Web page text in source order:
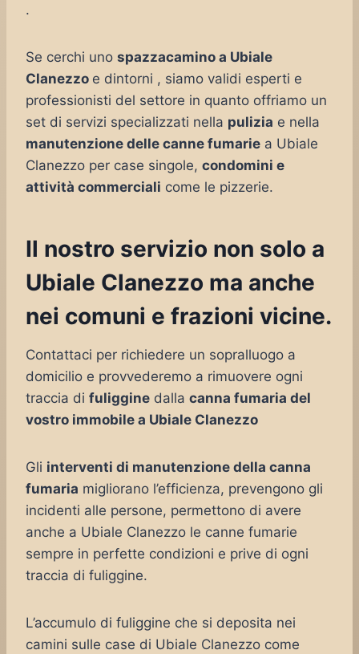
.
Se cerchi uno spazzacamino a Ubiale
Clanezzo e dintorni , siamo validi esperti e
professionisti del settore in quanto offriamo un
set di servizi specializzati nella pulizia e nella
manutenzione delle canne fumarie a Ubiale
Clanezzo per case singole, condomini e
attività commerciali come le pizzerie.
Il nostro servizio non solo a
Ubiale Clanezzo ma anche
nei comuni e frazioni vicine.
Contattaci per richiedere un sopralluogo a
domicilio e provvederemo a rimuovere ogni
traccia di fuliggine dalla canna fumaria del
vostro immobile a Ubiale Clanezzo
Gli interventi di manutenzione della canna
fumaria migliorano l’efficienza, prevengono gli
incidenti alle persone, permettono di avere
anche a Ubiale Clanezzo le canne fumarie
sempre in perfette condizioni e prive di ogni
traccia di fuliggine.
L’accumulo di fuliggine che si deposita nei
camini sulle case di Ubiale Clanezzo come